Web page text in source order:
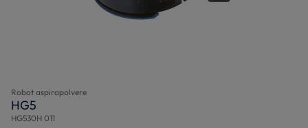
Robot aspirapolvere
HG5
HG530H 011